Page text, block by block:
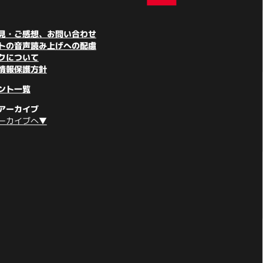
・ご感想、お問い合わせ
の音声読み上げへの配慮
について
報保護方針
ト一覧
ーカイブ
カイブへ▼